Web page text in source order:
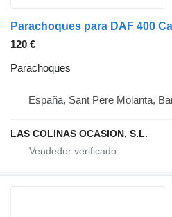
Parachoques para DAF 400
120 €
Parachoques
España, Sant Pere Molanta,
LAS COLINAS OCASION, S.L.